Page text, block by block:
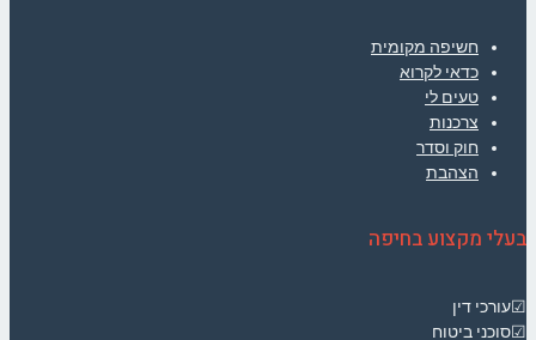
חשיפה מקומית
כדאי לקרוא
טעים לי
צרכנות
חוק וסדר
הצהבת
בעלי מקצוע בחיפה
☑עורכי דין
☑סוכני ביטוח